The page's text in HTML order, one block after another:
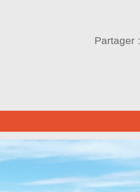
Partager :